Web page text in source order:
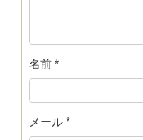
名前 *
メール *